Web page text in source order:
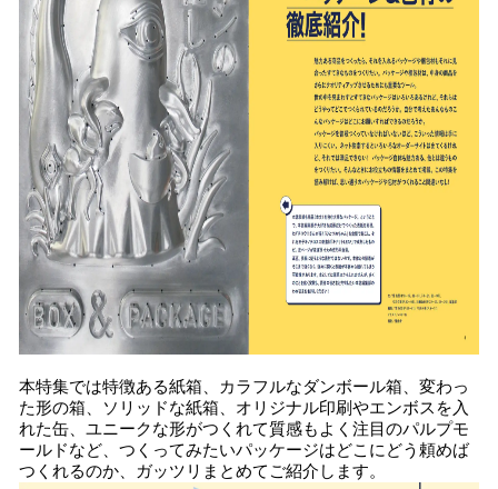
​本特集では特徴ある紙箱、カラフルなダンボール箱、変わっ
た形の箱、ソリッドな紙箱、オリジナル印刷やエンボスを入
れた缶、ユニークな形がつくれて質感もよく注目のパルプモ
ールドなど、つくってみたいパッケージはどこにどう頼めば
つくれるのか、ガッツリまとめてご紹介します。